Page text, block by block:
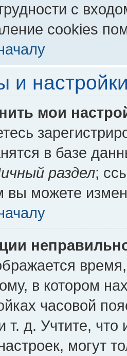
с
cookies
и
мои
в базе
раздел;
можете
в котором
часовой
т. д. Учтите, что
могут